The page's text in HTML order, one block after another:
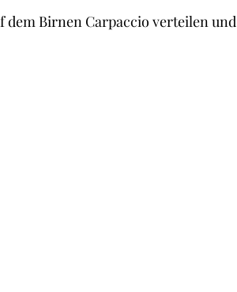
dem Birnen Carpaccio verteilen und